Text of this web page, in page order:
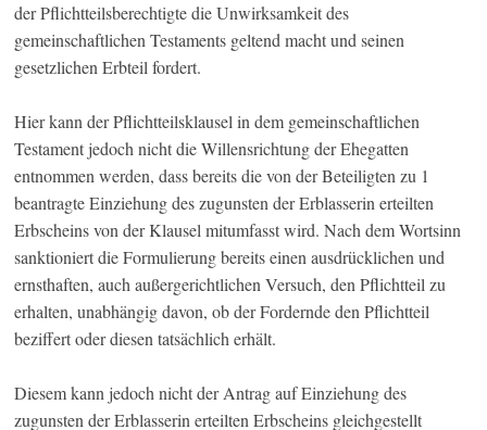
der Pflichtteilsberechtigte die Unwirksamkeit des
gemeinschaftlichen Testaments geltend macht und seinen
gesetzlichen Erbteil fordert.
Hier kann der Pflichtteilsklausel in dem gemeinschaftlichen
Testament jedoch nicht die Willensrichtung der Ehegatten
entnommen werden, dass bereits die von der Beteiligten zu 1
beantragte Einziehung des zugunsten der Erblasserin erteilten
Erbscheins von der Klausel mitumfasst wird. Nach dem Wortsinn
sanktioniert die Formulierung bereits einen ausdrücklichen und
ernsthaften, auch außergerichtlichen Versuch, den Pflichtteil zu
erhalten, unabhängig davon, ob der Fordernde den Pflichtteil
beziffert oder diesen tatsächlich erhält.
Diesem kann jedoch nicht der Antrag auf Einziehung des
zugunsten der Erblasserin erteilten Erbscheins gleichgestellt